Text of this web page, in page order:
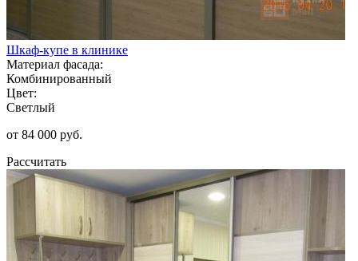
Шкаф-купе в клинике
Материал фасада:
Комбинированный
Цвет:
Светлый
от 84 000 руб.
Рассчитать